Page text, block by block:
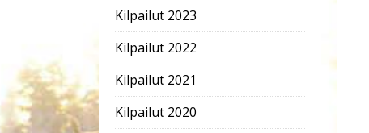
Kilpailut 2023
Kilpailut 2022
Kilpailut 2021
Kilpailut 2020